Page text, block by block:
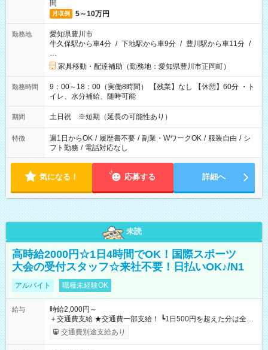
間
月収例 5～10万円
勤務地
愛知県豊川市
牛久保駅から車4分 / 下地駅から車9分 / 豊川駅から車11分 /
…
家具移動・配達補助（勤務地：愛知県豊川市正岡町）
勤務時間
9：00～18：00（実働8時間） 【残業】なし 【休憩】60分 ・ト
イレ、水分補給、随時可能
期間 土日祝 ※短期（延長の可能性あり）
特徴 週1日からOK / 履歴書不要 / 副業・WワークOK / 服装自由 / シ
フト勤務 / 電話対応なし
気になる！ 応募する 詳細へ
未読
高時給2000円☆1日4時間でOK！国際スポーツ
大会の受付スタッフ☆来社不要！日払いOK♪/N1
アルバイト 職種未経験OK
給与
時給2,000円～
＋交通費支給 ★交通費一部支給！ ┗1日500円を超えた分は全額
支給！ ※往復500円以内の方は自己負担となります ★日払い
OK！（規定あり） ┗働いたその日に現金GET♪ お仕事後はコン
交通費別途支給あり